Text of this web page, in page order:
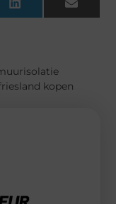
LinkedInEmail
kopen